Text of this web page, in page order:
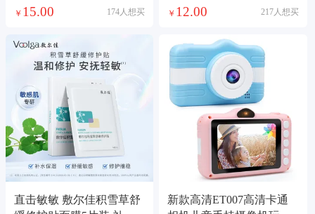
修甲工具
￥ 15.00 174人想买 ￥ 12.00 217人想买
直击敏敏 敷尔佳积雪草舒
新款高清ET007高清卡通